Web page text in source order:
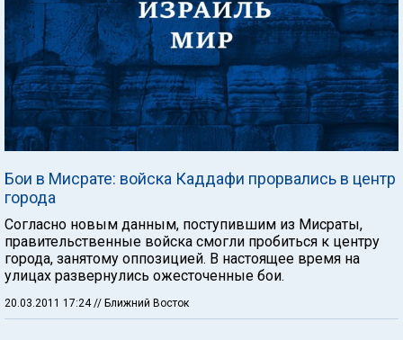
Бои в Мисрате: войска Каддафи прорвались в центр
города
Согласно новым данным, поступившим из Мисраты,
правительственные войска смогли пробиться к центру
города, занятому оппозицией. В настоящее время на
улицах развернулись ожесточенные бои.
20.03.2011 17:24 // Ближний Восток